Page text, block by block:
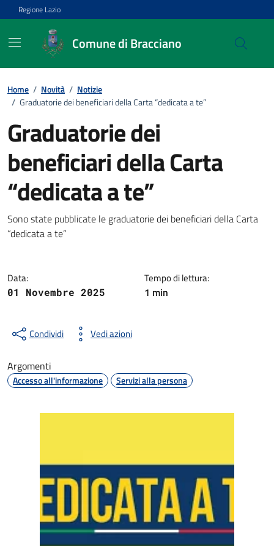
Vai ai contenuti
Vai al footer
Regione Lazio
Comune di Bracciano
Home / Novità / Notizie
/ Graduatorie dei beneficiari della Carta “dedicata a te”
Graduatorie dei
beneficiari della Carta
“dedicata a te”
Dettagli della notizia
Sono state pubblicate le graduatorie dei beneficiari della Carta
“dedicata a te”
Data:
01 Novembre 2025
Tempo di lettura:
1 min
Condividi Vedi azioni
Argomenti
Accesso all'informazione Servizi alla persona